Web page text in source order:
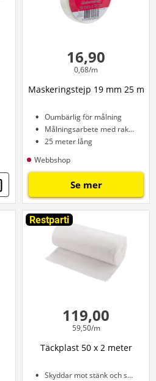
16,90
0,68/m
Maskeringstejp 19 mm 25 m
Oumbärlig för målning
Målningsarbete med raka kanter
25 meter lång
Webbshop
Se mer
Restparti
119,00
59,50/m
Täckplast 50 x 2 meter
Skyddar mot stänk och smuts